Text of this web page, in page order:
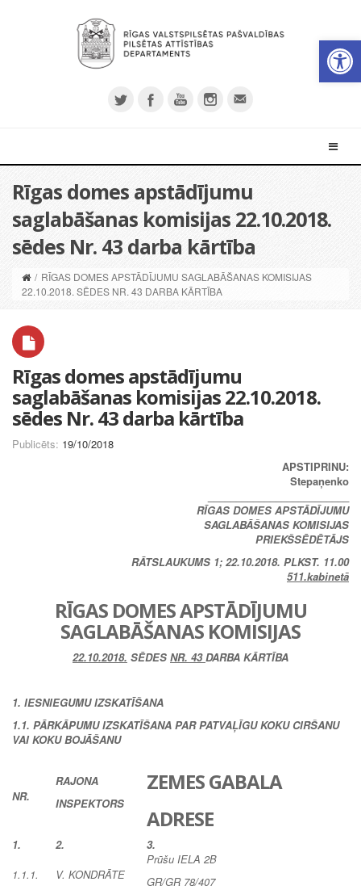
Rīgas domes apstādījumu
saglabāšanas komisijas 22.10.2018.
sēdes Nr. 43 darba kārtība
/ RĪGAS DOMES APSTĀDĪJUMU SAGLABĀŠANAS KOMISIJAS
22.10.2018. SĒDES NR. 43 DARBA KĀRTĪBA
Rīgas domes apstādījumu
saglabāšanas komisijas 22.10.2018.
sēdes Nr. 43 darba kārtība
Publicēts: 19/10/2018
APSTIPRINU:
Stepaņenko
RĪGAS DOMES APSTĀDĪJUMU
SAGLABĀŠANAS KOMISIJAS
PRIEKŠSĒDĒTĀJS
RĀTSLAUKUMS 1; 22.10.2018. PLKST. 11.00
511.kabinetā
RĪGAS DOMES APSTĀDĪJUMU
SAGLABĀŠANAS KOMISIJAS
22.10.2018. SĒDES NR. 43DARBA KĀRTĪBA
1. IESNIEGUMU IZSKATĪŠANA
1.1. PĀRKĀPUMU IZSKATĪŠANA PAR PATVAĻĪGU KOKU CIRŠANU
VAI KOKU BOJĀŠANU
NR.
RAJONA
INSPEKTORS
ZEMES GABALA
ADRESE
1. 2.
3.
1.1.1.
V. KONDRĀTE
Prūšu IELA 2B
GR/GR 78/407